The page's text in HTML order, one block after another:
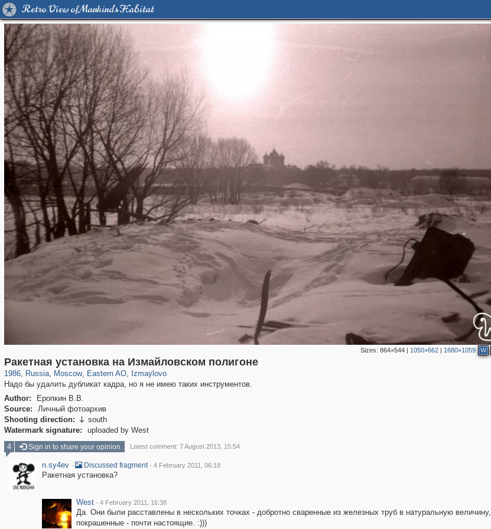
Retro View of Mankind's Habitat
Sizes: 864×544| 1050×662| 1680×1059 W
Ракетная установка на Измайловском полигоне
1986, Russia
1,406,803 29,243
, Moscow
319,864 8,286
, Eastern AO
20,939 306
, Izmaylovo
3,432 65
Надо бы удалить дубликат кадра, но я не имею таких инструментов.
Author:
Еропкин В.В.
Source:
Личный фотоархив
Shooting direction:  south
Watermark signature:
uploaded by West
4 Sign in to share your opinion Latest comment: 7 August 2013, 15:54
n.sy4ev · Discussed fragment · 4 February 2011, 06:18
Ракетная установка?
West · 4 February 2011, 16:38
Да. Они были расставлены в нескольких точках - добротно сваренные из железных труб в натуральную величину,
покрашенные - почти настоящие. :)))